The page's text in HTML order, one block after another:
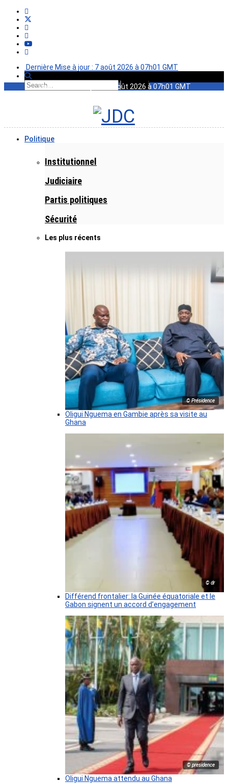
Dernière Mise à jour : 7 août 2026 à 07h01 GMT
Dernière Mise à jour : 7 août 2026 à 07h01 GMT
Politique
Institutionnel
Judiciaire
Partis politiques
Sécurité
Les plus récents
© Présidence
Oligui Nguema en Gambie après sa visite au
Ghana
© dr
Différend frontalier: la Guinée équatoriale et le
Gabon signent un accord d’engagement
© presidence
Oligui Nguema attendu au Ghana